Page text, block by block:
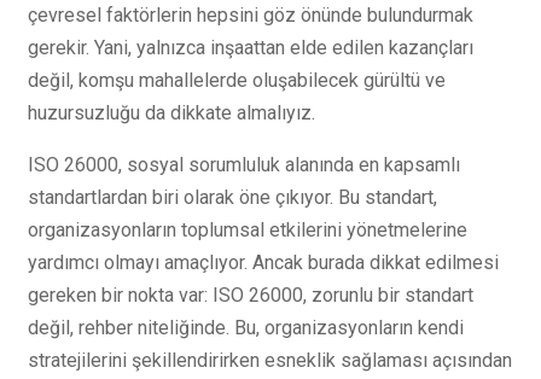
çevresel faktörlerin hepsini göz önünde bulundurmak
gerekir. Yani, yalnızca inşaattan elde edilen kazançları
değil, komşu mahallelerde oluşabilecek gürültü ve
huzursuzluğu da dikkate almalıyız.
ISO 26000, sosyal sorumluluk alanında en kapsamlı
standartlardan biri olarak öne çıkıyor. Bu standart,
organizasyonların toplumsal etkilerini yönetmelerine
yardımcı olmayı amaçlıyor. Ancak burada dikkat edilmesi
gereken bir nokta var: ISO 26000, zorunlu bir standart
değil, rehber niteliğinde. Bu, organizasyonların kendi
stratejilerini şekillendirirken esneklik sağlaması açısından